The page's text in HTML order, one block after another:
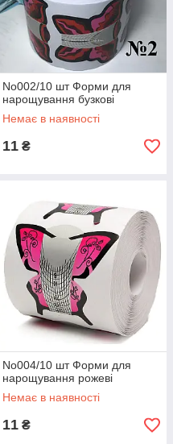
No002/10 шт Форми для
нарощування бузкові
Немає в наявності
11 ₴
No004/10 шт Форми для
нарощування рожеві
Немає в наявності
11 ₴